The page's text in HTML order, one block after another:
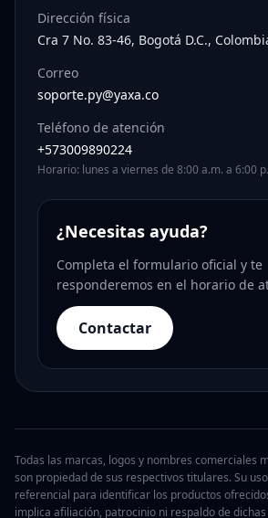
Dirección física
Cra 7 No. 83-46, Bogotá D.C.,
Correo
soporte.py@yaxa.co
Teléfono de atención
+573009890224
Horario: lunes a viernes de 8:00 a.m. a 6:00
¿Necesitas ayuda?
Completa el formulario oficial y te
responderemos en el horario de
Contactar
Todas las marcas, logos y nombres comerciales
son propiedad de sus respectivos titulares. Su
referencial para identificar los productos
implica afiliación, patrocinio ni respaldo de dichas